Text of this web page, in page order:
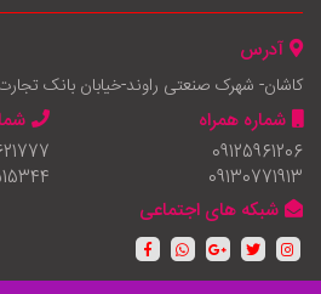
آدرس
کاشان- شهرک صنعتی راوند-خیابان بانک
شماره همراه
09125961206
09130771913
شبکه های اجتماعی